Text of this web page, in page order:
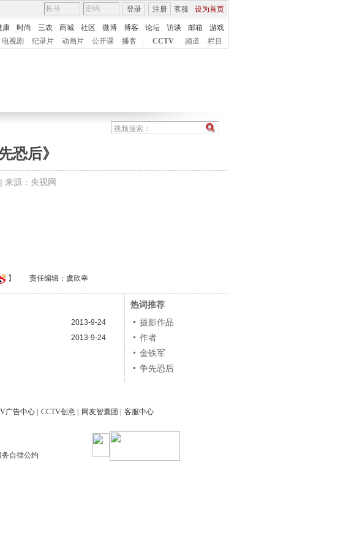
客服 设为首页
登录 注册
康 时尚 三农 商城 社区 微博 博客 论坛 访谈 邮箱
游戏
电视剧 纪录片 动画片 公开课 播客 CCTV 频道 栏目
恐后》
| 来源：央视网
】 责任编辑：虞欣幸
2013-9-24
2013-9-24
热词推荐
摄影作品
作者
金铁军
争先恐后
广告中心 CCTV创意 网友智囊团 客服中心
自律公约